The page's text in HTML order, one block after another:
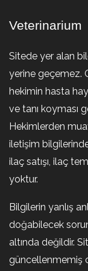
Veterinarium
Sitede yer alan
yerine geçemez.
hekimin hasta
ve tanı koyması
Hekimlerden
iletişim
ilaç satışı, ilaç
yoktur.
Bilgilerin yanlış
doğabilecek
altında değildir.
güncellenmemiş